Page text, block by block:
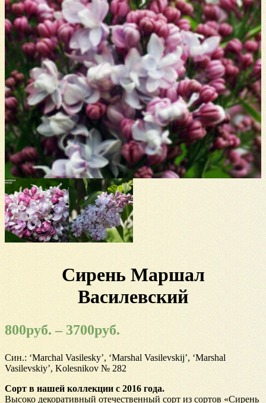
Сирень Маршал
Василевский
800руб.– 3700руб.
Син.: ‘Marchal Vasilesky’, ‘Marshal Vasilevskij’, ‘Marshal
Vasilevskiy’, Kolesnikov № 282
Сорт в нашей коллекции с 2016 года.
Высоко декоративный отечественный сорт из сортов «Сирень